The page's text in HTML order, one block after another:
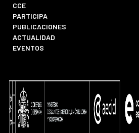
CCE
PARTICIPA
PUBLICACIONES
ACTUALIDAD
EVENTOS